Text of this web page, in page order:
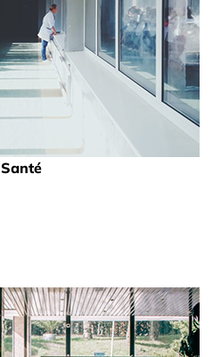
Santé